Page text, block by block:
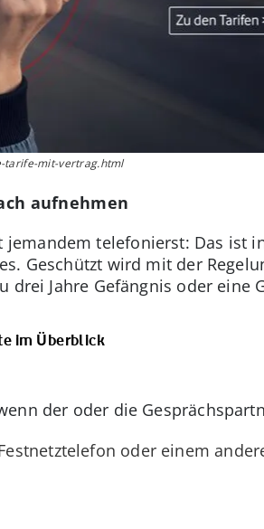
tarife-mit-vertrag.html
aufnehmen
telefonierst: Das ist
Geschützt wird mit der
Jahre Gefängnis oder eine
im Überblick
der oder die
oder einem